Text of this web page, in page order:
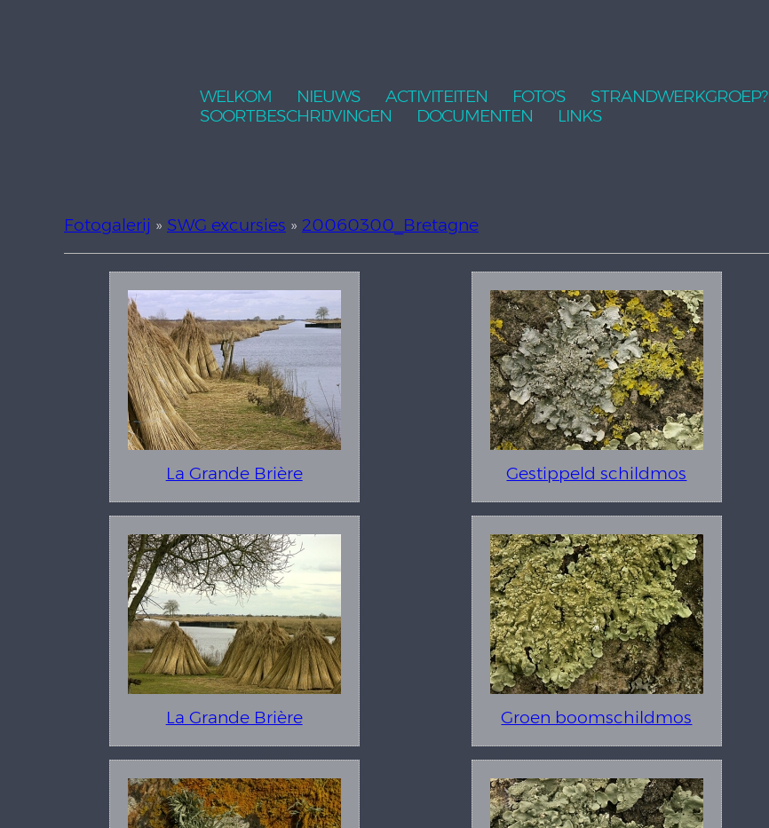
WELKOM NIEUWS ACTIVITEITEN FOTO'S STRANDWERKGROEP?
SOORTBESCHRIJVINGEN
DOCUMENTEN LINKS
Fotogalerij » SWG excursies » 20060300_Bretagne
La Grande Brière
La Grande Brière
Gestippeld schildmos
Groen boomschildmos